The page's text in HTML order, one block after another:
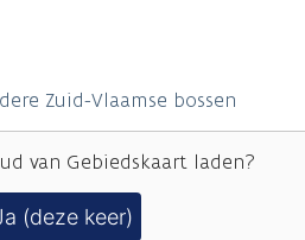
Zuid-Vlaamse bossen
van Gebiedskaartladen?
(deze keer)